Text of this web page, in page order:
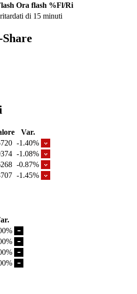
Ora flash %Fl/Ri
di 15 minuti
Var.
-1.40%
-1.08%
-0.87%
-1.45%